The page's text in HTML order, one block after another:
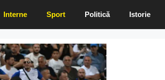
Interne Sport Politică Istorie